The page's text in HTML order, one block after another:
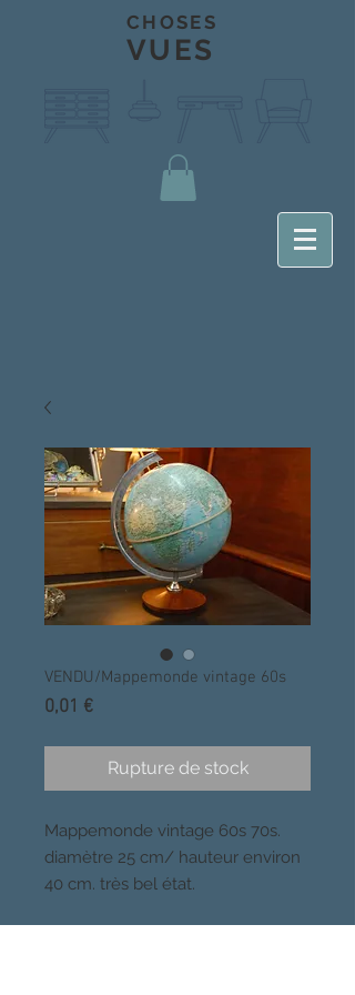
CHOSES
VUES
VENDU/Mappemonde vintage 60s
0,01 €Prix
Rupture de stock
Mappemonde vintage 60s 70s.
diamètre 25 cm/ hauteur environ
40 cm. très bel état.